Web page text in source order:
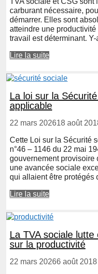
carburant nécessaire,
démarrer. Elles sont
atteindre une
travail est déterminant.
Lire la suite
La loi sur la
applicable
22 mars 202618 août
Cette Loi sur la Sécurité
n°46 – 1146 du 22 mai
gouvernement provisoire
une avancée sociale
qui allaient être protégés
Lire la suite
La TVA sociale
sur la productivité
22 mars 20266 août 2018